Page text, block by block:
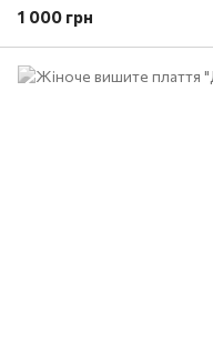
1 000 грн